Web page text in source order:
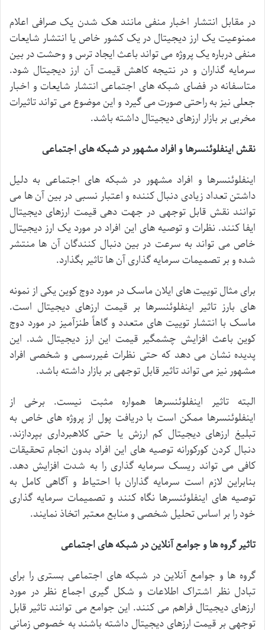
در مقابل انتشار اخبار منفی مانند هک شدن یک صرافی اعلام
ممنوعیتیک ارز دیجیتال در یککشور خاص یا انتشار شایعات
منفیدربارهیکپروژه میتواند باعثایجادترس و وحشتدر بین
سرمایه گذاران و در نتیجه کاهش قیمت آن ارز دیجیتال شود.
متاسفانه در فضای شبکه های اجتماعی انتشار شایعات و اخبار
جعلی نیز بهراحتیصورتمی گیرد و اینموضوعمیتواندتاثیرات
مخربی بر بازار ارزهایدیجیتالداشته باشد.
نقشاینفلوئنسرهاوافرادمشهوردرشبکههایاجتماعی
اینفلوئنسرها و افراد مشهور در شبکه های اجتماعی به دلیل
داشتن تعداد زیادی دنبالکننده و اعتبار نسبی در بین آن ها می
توانند نقش قابل توجهی در جهت دهی قیمت ارزهای دیجیتال
ایفا کنند. نظرات و توصیه های این افراد در مورد یک ارز دیجیتال
خاص می تواند به سرعت در بین دنبال کنندگان آن ها منتشر
شده و بر تصمیماتسرمایهگذاریآنهاتاثیر بگذارد.
برایمثالتوییتهای ایلانماسکدر مورددوجکوینیکی از نمونه
های بارز تاثیر اینفلوئنسرها بر قیمت ارزهای دیجیتال است.
ماسک با انتشار توییت های متعدد و گاهاً طنزآمیز در مورد دوج
کوین باعث افزایش چشمگیر قیمت این ارز دیجیتال شد. این
پدیده نشان می دهد که حتی نظرات غیررسمی و شخصی افراد
مشهور نیز میتواندتاثیر قابلتوجهی بر بازار داشته باشد.
البته تاثیر اینفلوئنسرها همواره مثبت نیست. برخی
از
اینفلوئنسرها ممکن است با دریافت پول از پروژه های خاص به
تبلیغ ارزهای دیجیتال کم ارزش یا حتی کلاهبرداری بپردازند.
دنبال کردن کورکورانه توصیه های این افراد بدون انجام تحقیقات
کافی می تواند ریسک سرمایه گذاری را به شدت افزایش دهد.
بنابراین لازم است سرمایه گذاران با احتیاط و آگاهی کامل به
توصیه های اینفلوئنسرها نگاه کنند و تصمیمات سرمایه گذاری
خودرا بر اساستحلیل شخصی ومنابعمعتبر اتخاذ نمایند.
تاثیرگروههاوجوامعآنلایندرشبکههایاجتماعی
گروه ها و جوامع آنلاین در شبکه های اجتماعی بستری را برای
تبادل نظر اشتراک اطلاعات و شکل گیری اجماع نظر در مورد
ارزهای دیجیتال فراهم می کنند. این جوامع می توانند تاثیر قابل
توجهی بر قیمت ارزهای دیجیتال داشته باشند به خصوص زمانی